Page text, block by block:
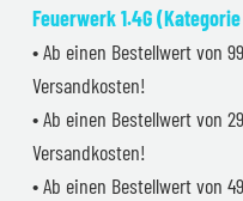
Feuerwerk 1.4G (Kategorie
• Ab einen Bestellwert von
Versandkosten!
• Ab einen Bestellwert von
Versandkosten!
• Ab einen Bestellwert von